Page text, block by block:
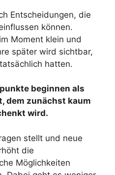
Entscheidungen, die
können.
Moment klein und
später wird sichtbar,
hatten.
beginnen als
dem zunächst kaum
wird.
stellt und neue
die
Möglichkeiten